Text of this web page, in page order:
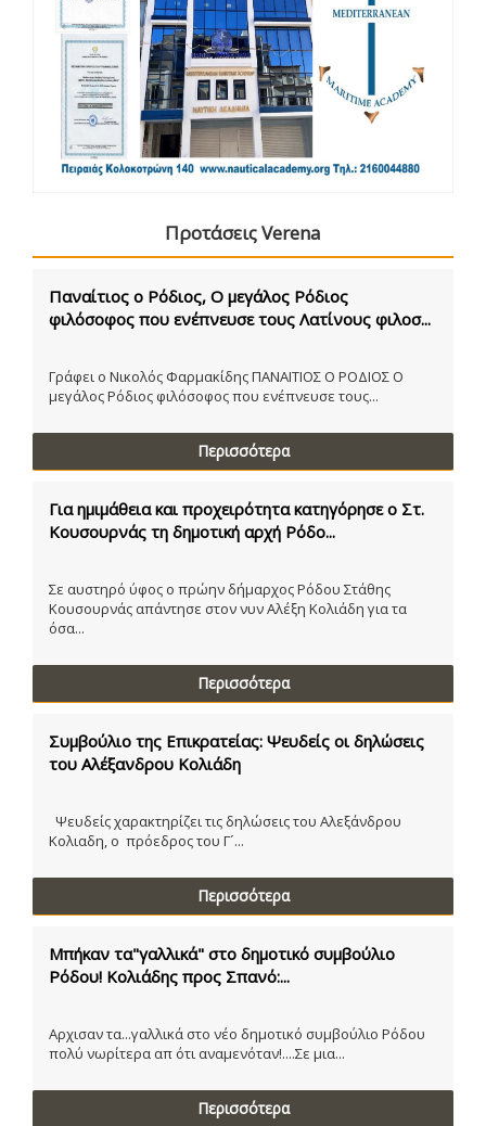
Προτάσεις Verena
Παναίτιος ο Ρόδιος, Ο μεγάλος Ρόδιος
φιλόσοφος που ενέπνευσε τους Λατίνους φιλοσ...
Γράφει ο Νικολός Φαρμακίδης ΠΑΝΑΙΤΙΟΣ Ο ΡΟΔΙΟΣ Ο
μεγάλος Ρόδιος φιλόσοφος που ενέπνευσε τους...
Περισσότερα
Για ημιμάθεια και προχειρότητα κατηγόρησε ο Στ.
Κουσουρνάς τη δημοτική αρχή Ρόδο...
Σε αυστηρό ύφος ο πρώην δήμαρχος Ρόδου Στάθης
Κουσουρνάς απάντησε στον νυν Αλέξη Κολιάδη για τα
όσα...
Περισσότερα
Συμβούλιο της Επικρατείας: Ψευδείς οι δηλώσεις
του Αλέξανδρου Κολιάδη
Ψευδείς χαρακτηρίζει τις δηλώσεις του Αλεξάνδρου
Κολιαδη, ο πρόεδρος του Γ´...
Περισσότερα
Μπήκαν τα"γαλλικά" στο δημοτικό συμβούλιο
Ρόδου! Κολιάδης προς Σπανό:...
Αρχισαν τα...γαλλικά στο νέο δημοτικό συμβούλιο Ρόδου
πολύ νωρίτερα απ ότι αναμενόταν!....Σε μια...
Περισσότερα